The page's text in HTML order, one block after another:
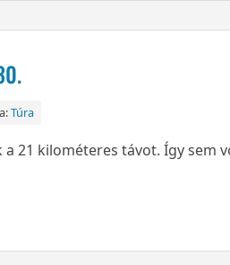
Túra
21 kilométeres távot. Így sem